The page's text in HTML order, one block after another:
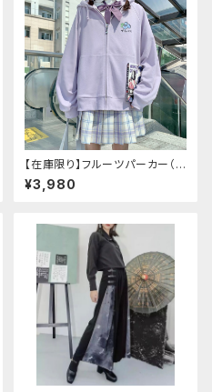
【在庫限り】フルーツパーカー（ブ
ルべリ、ブドウ、キウイ、チェリー、
ぶどう
¥3,980